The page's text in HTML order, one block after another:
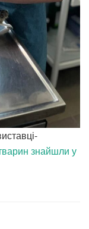
знайшли у